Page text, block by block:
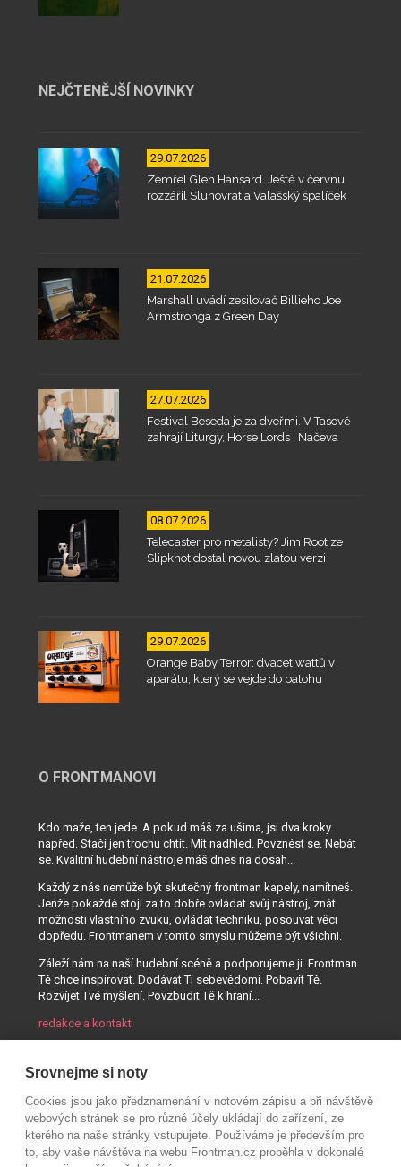
NEJČTENĚJŠÍ NOVINKY
29.07.2026
Zemřel Glen Hansard. Ještě v červnu
rozzářil Slunovrat a Valašský špalíček
21.07.2026
Marshall uvádí zesilovač Billieho Joe
Armstronga z Green Day
27.07.2026
Festival Beseda je za dveřmi. V Tasově
zahrají Liturgy, Horse Lords i Načeva
08.07.2026
Telecaster pro metalisty? Jim Root ze
Slipknot dostal novou zlatou verzi
29.07.2026
Orange Baby Terror: dvacet wattů v
aparátu, který se vejde do batohu
O FRONTMANOVI
Kdo maže, ten jede. A pokud máš za ušima, jsi dva kroky
napřed. Stačí jen trochu chtít. Mít nadhled. Povznést se. Nebát
se. Kvalitní hudební nástroje máš dnes na dosah...
Každý z nás nemůže být skutečný frontman kapely, namítneš.
Jenže pokaždé stojí za to dobře ovládat svůj nástroj, znát
možnosti vlastního zvuku, ovládat techniku, posouvat věci
dopředu. Frontmanem v tomto smyslu můžeme být všichni.
Záleží nám na naší hudební scéně a podporujeme ji. Frontman
Tě chce inspirovat. Dodávat Ti sebevědomí. Pobavit Tě.
Rozvíjet Tvé myšlení. Povzbudit Tě k hraní...
redakce a kontakt
Srovnejme si noty
Cookies jsou jako předznamenání v notovém zápisu a při návštěvě
webových stránek se pro různé účely ukládají do zařízení, ze
kterého na naše stránky vstupujete. Používáme je především pro
to, aby vaše návštěva na webu Frontman.cz proběhla v dokonalé